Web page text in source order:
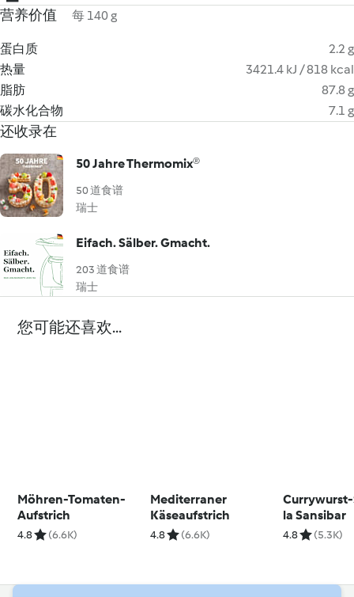
营养价值 每 140 g
蛋白质
2.2 g
热量
3421.4 kJ / 818 kcal
脂肪
87.8 g
碳水化合物
7.1 g
还收录在
50 Jahre Thermomix®
50 道食谱
瑞士
Eifach. Sälber. Gmacht.
203 道食谱
瑞士
您可能还喜欢...
Möhren-Tomaten-
Aufstrich
4.8 (6.6K)
Mediterraner
Käseaufstrich
4.8 (6.6K)
Currywurst-
la Sansibar
4.8 (5.3K)